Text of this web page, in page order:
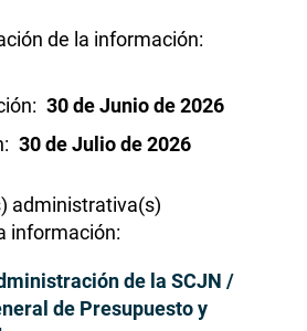
de la información
30 de Junio de 2026
30 de Julio de 2026
administrativa(s)
información
de la SCJN /
de Presupuesto y